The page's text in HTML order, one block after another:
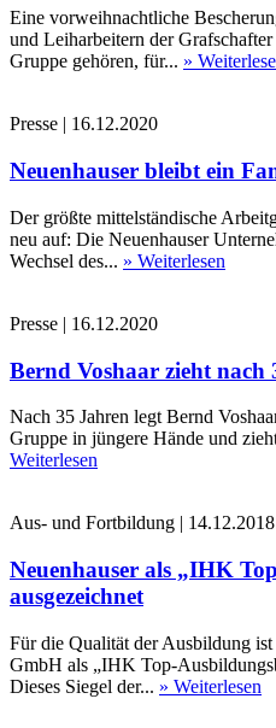
Eine vorweihnachtliche
und Leiharbeitern der
Gruppe gehören, für... »
Presse | 16.12.2020
Neuenhauser bleibt ein
Der größte mittelständische
neu auf: Die Neuenhauser
Wechsel des... » Weiterlesen
Presse | 16.12.2020
Bernd Voshaar zieht nach
Nach 35 Jahren legt Bernd
Gruppe in jüngere Hände und
Weiterlesen
Aus- und Fortbildung | 14.12.2018
Neuenhauser als „IHK
ausgezeichnet
Für die Qualität der Ausbildung
GmbH als „IHK Top-
Dieses Siegel der... » Weiterlesen